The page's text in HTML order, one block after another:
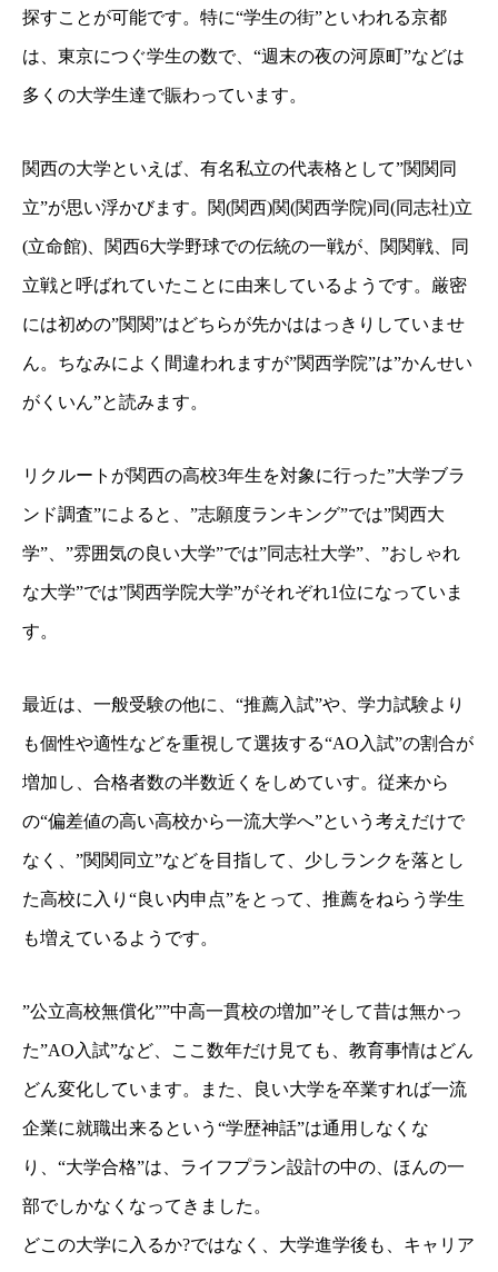
探すことが可能です。特に“学生の街”といわれる京都
は、東京につぐ学生の数で、“週末の夜の河原町”などは
多くの大学生達で賑わっています。
関西の大学といえば、有名私立の代表格として”関関同
立”が思い浮かびます。関(関西)関(関西学院)同(同志社)立
(立命館)、関西6大学野球での伝統の一戦が、関関戦、同
立戦と呼ばれていたことに由来しているようです。厳密
には初めの”関関”はどちらが先かははっきりしていませ
ん。ちなみによく間違われますが”関西学院”は”かんせい
がくいん”と読みます。
リクルートが関西の高校3年生を対象に行った”大学ブラ
ンド調査”によると、”志願度ランキング”では”関西大
学”、”雰囲気の良い大学”では”同志社大学”、”おしゃれ
な大学”では”関西学院大学”がそれぞれ1位になっていま
す。
最近は、一般受験の他に、“推薦入試”や、学力試験より
も個性や適性などを重視して選抜する“AO入試”の割合が
増加し、合格者数の半数近くをしめていす。従来から
の“偏差値の高い高校から一流大学へ”という考えだけで
なく、”関関同立”などを目指して、少しランクを落とし
た高校に入り“良い内申点”をとって、推薦をねらう学生
も増えているようです。
”公立高校無償化””中高一貫校の増加”そして昔は無かっ
た”AO入試”など、ここ数年だけ見ても、教育事情はどん
どん変化しています。また、良い大学を卒業すれば一流
企業に就職出来るという“学歴神話”は通用しなくな
り、“大学合格”は、ライフプラン設計の中の、ほんの一
部でしかなくなってきました。
どこの大学に入るか?ではなく、大学進学後も、キャリア